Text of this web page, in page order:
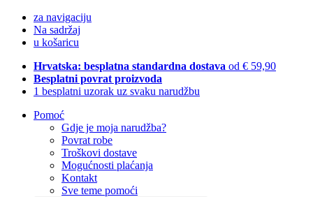
za navigaciju
Na sadržaj
u košaricu
Hrvatska: besplatna standardna dostava od € 59,90
Besplatni povrat proizvoda
1 besplatni uzorak uz svaku narudžbu
Pomoć
Gdje je moja narudžba?
Povrat robe
Troškovi dostave
Mogućnosti plaćanja
Kontakt
Sve teme pomoći